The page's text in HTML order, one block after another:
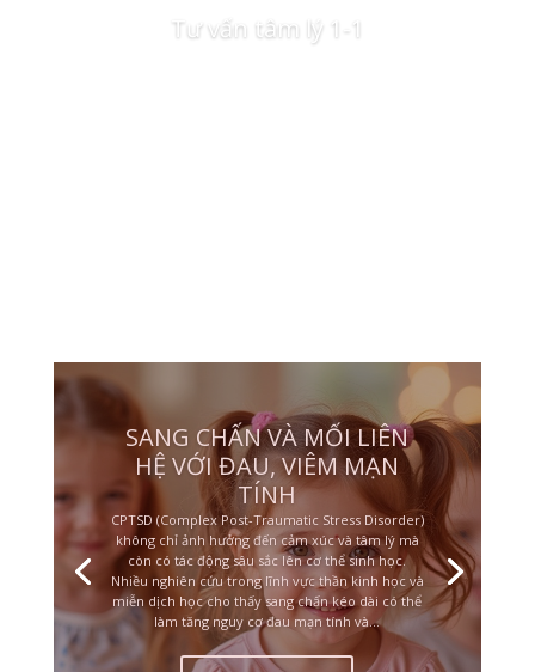
Tư vấn tâm lý 1-1
CHA MẸ CÀNG BẠO HÀNH,
ĐỨA TRẺ CÀNG THƯƠNG
VÀ BẢO VỆ
Một trong những điều khiến nhiều người khó hiểu
nhất trong sang chấn thời thơ ấu là: tại sao một
đứa trẻ bị đánh đập, sỉ nhục hoặc làm tổn thương
lại vẫn yêu thương, bênh vực và bảo vệ chính cha
mẹ của mình? Nhiều người nhìn từ bên ngoài có
thể nghĩ rằng đứa trẻ...